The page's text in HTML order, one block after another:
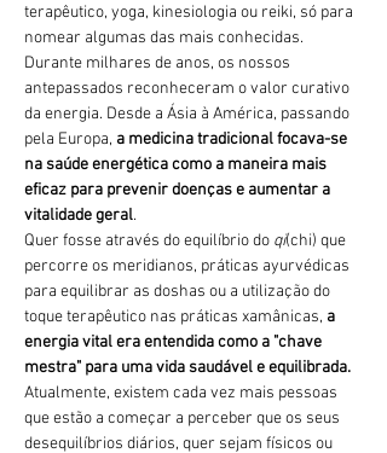
terapêutico, yoga, kinesiologia ou reiki, só para
nomear algumas das mais conhecidas.
Durante milhares de anos, os nossos
antepassados reconheceram o valor curativo
da energia. Desde a Ásia à América, passando
pela Europa, a medicina tradicional focava-se
na saúde energética como a maneira mais
eficaz para prevenir doenças e aumentar a
vitalidade geral.
Quer fosse através do equilíbrio do qi(chi) que
percorre os meridianos, práticas ayurvédicas
para equilibrar as doshas ou a utilização do
toque terapêutico nas práticas xamânicas, a
energia vital era entendida como a "chave
mestra" para uma vida saudável e equilibrada.
Atualmente, existem cada vez mais pessoas
que estão a começar a perceber que os seus
desequilíbrios diários, quer sejam físicos ou